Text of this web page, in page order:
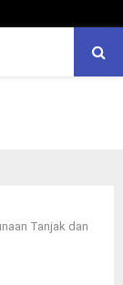
Tanjak dan